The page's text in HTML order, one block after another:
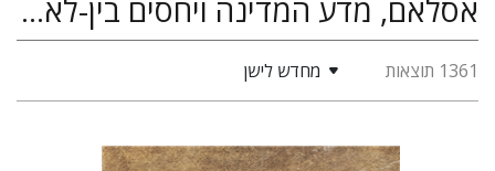
אסלאם, מדע המדינה ויחסים בין-לאומיים, היסטוריה, מדעי החברה
1361 תוצאות מחדש לישן